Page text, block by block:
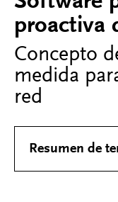
proactiva
Concepto
medida
red
Resumen de